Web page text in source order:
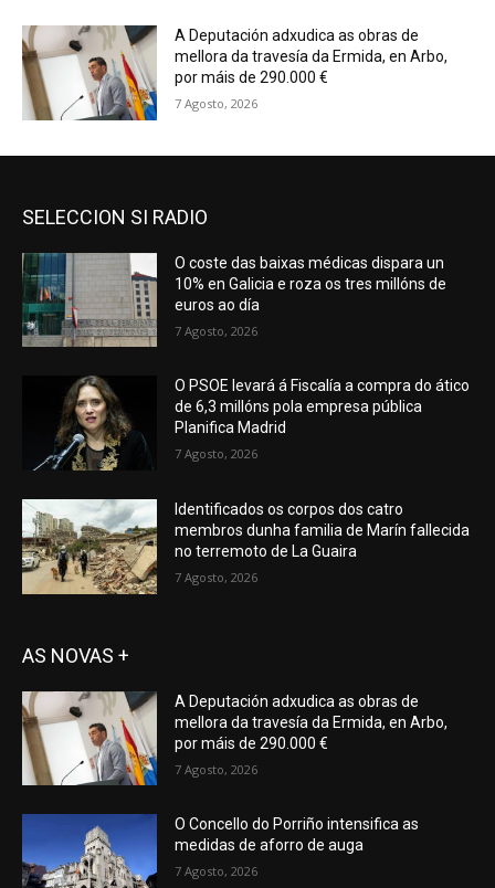
A Deputación adxudica as obras de
mellora da travesía da Ermida, en Arbo,
por máis de 290.000 €
7 Agosto, 2026
SELECCION SI RADIO
O coste das baixas médicas dispara un
10% en Galicia e roza os tres millóns de
euros ao día
7 Agosto, 2026
O PSOE levará á Fiscalía a compra do ático
de 6,3 millóns pola empresa pública
Planifica Madrid
7 Agosto, 2026
Identificados os corpos dos catro
membros dunha familia de Marín fallecida
no terremoto de La Guaira
7 Agosto, 2026
AS NOVAS +
A Deputación adxudica as obras de
mellora da travesía da Ermida, en Arbo,
por máis de 290.000 €
7 Agosto, 2026
O Concello do Porriño intensifica as
medidas de aforro de auga
7 Agosto, 2026